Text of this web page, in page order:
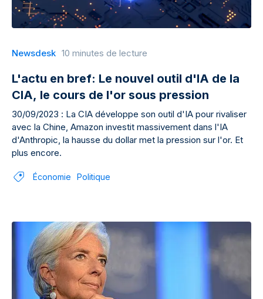
Newsdesk 10 minutes de lecture
L'actu en bref: Le nouvel outil d'IA de la
CIA, le cours de l'or sous pression
30/09/2023 : La CIA développe son outil d'IA pour rivaliser
avec la Chine, Amazon investit massivement dans l'IA
d'Anthropic, la hausse du dollar met la pression sur l'or. Et
plus encore.
Économie Politique